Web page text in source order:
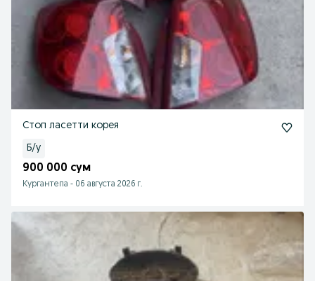
Стоп ласетти корея
Б/у
900 000 сум
Кургантепа - 06 августа 2026 г.